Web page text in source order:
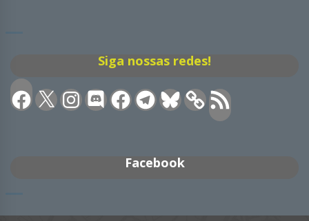
Siga nossas redes!
Facebook
X Instagram
DiscordFacebookTelegramBluesky Feed
RSS
Facebook